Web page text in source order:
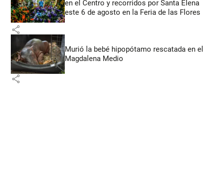
en el Centro y recorridos por Santa Elena
este 6 de agosto en la Feria de las Flores
share
Murió la bebé hipopótamo rescatada en el
Magdalena Medio
share